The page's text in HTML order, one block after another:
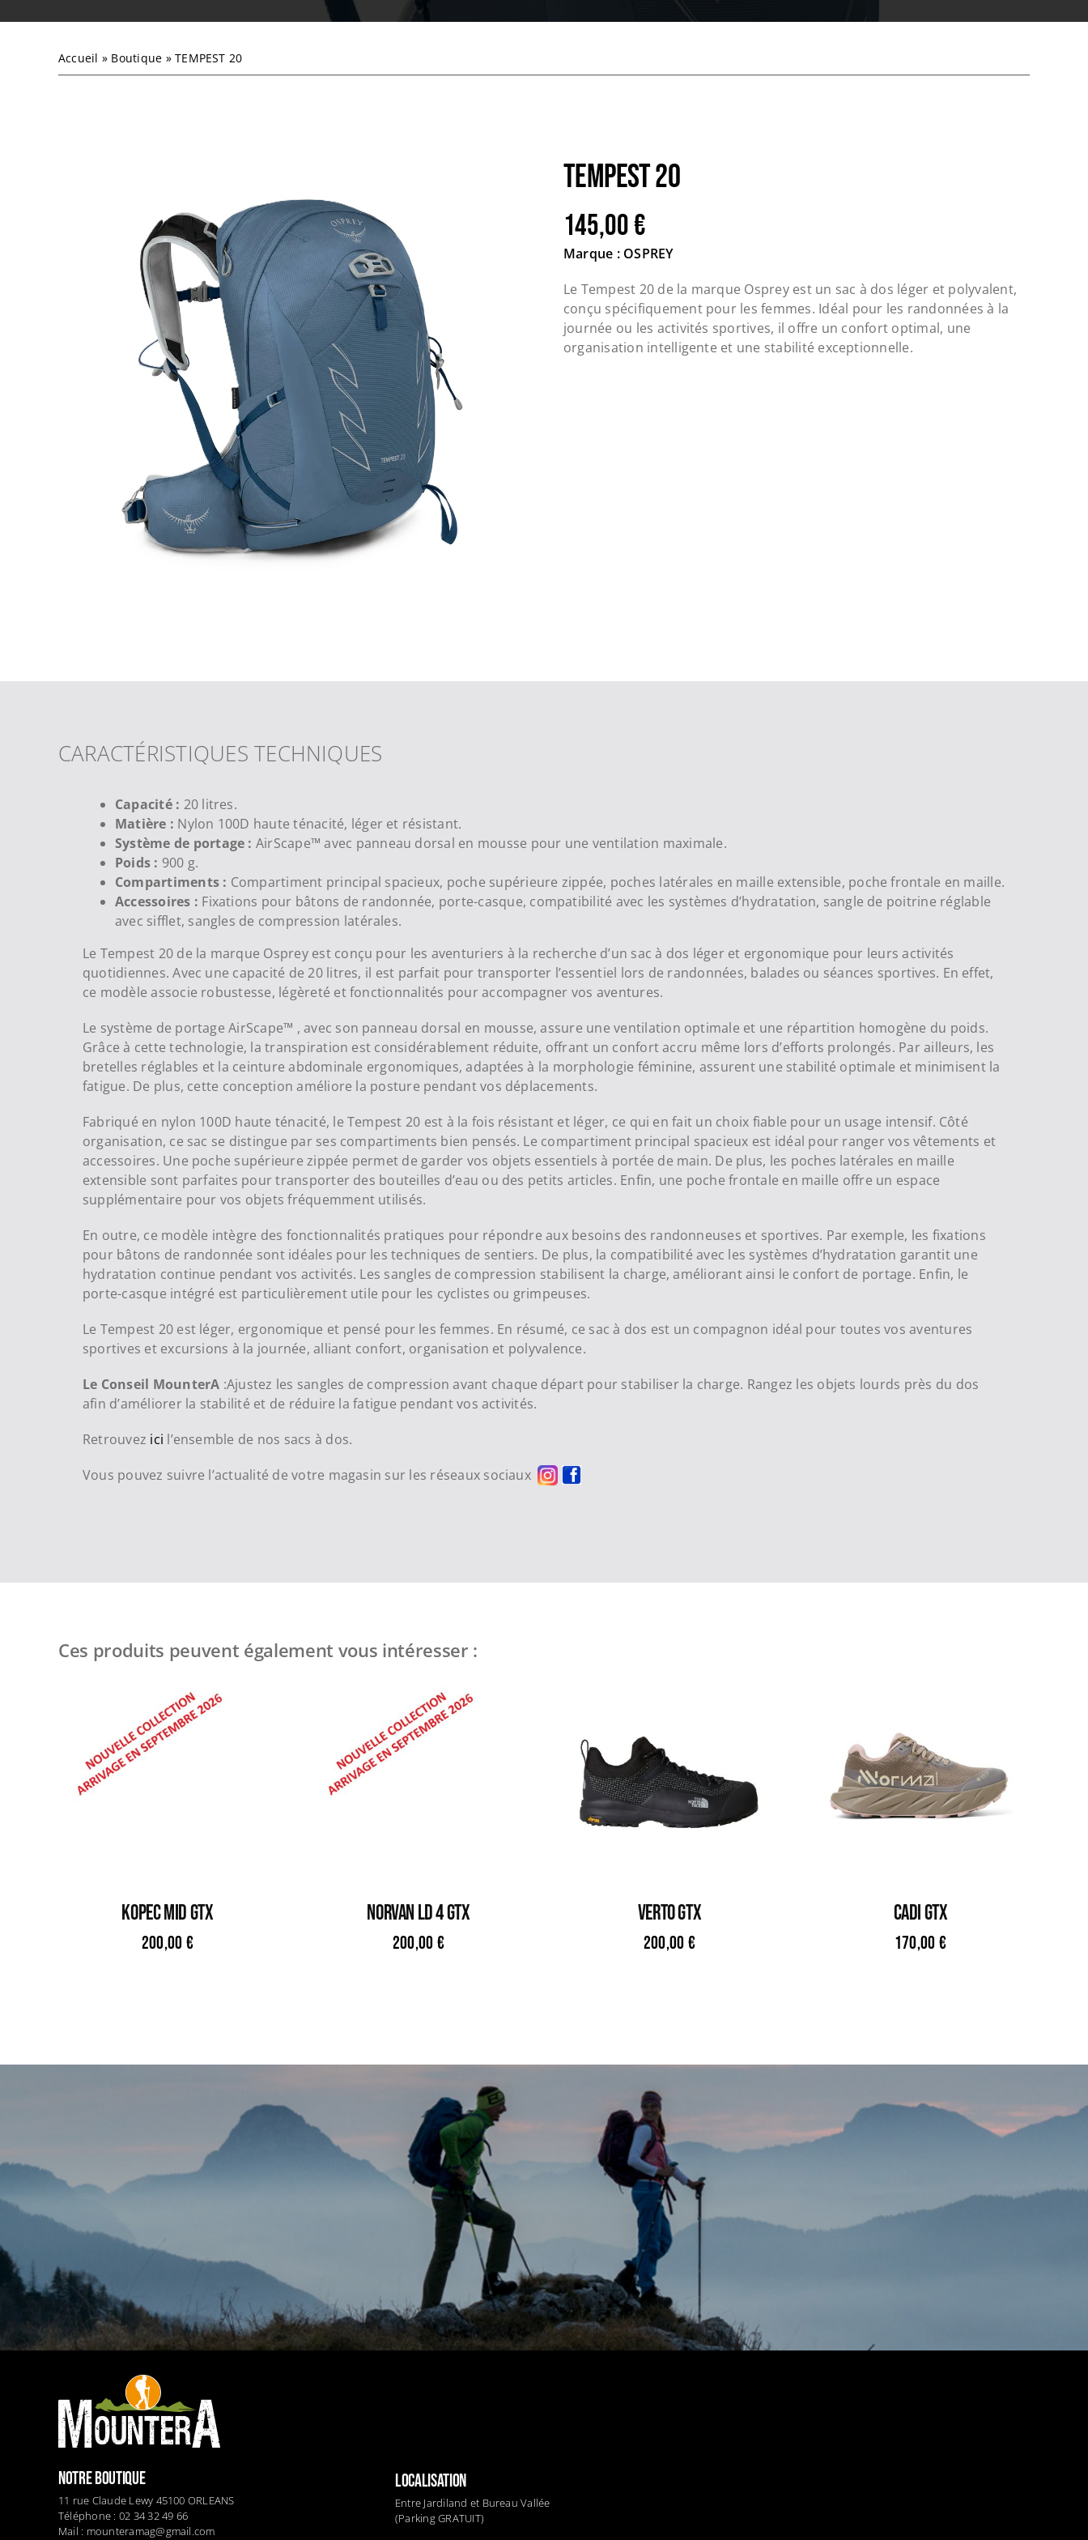
Accueil » Boutique »TEMPEST 20
TEMPEST 20
145,00€
Marque : OSPREY
Le Tempest 20 de la marque Osprey est un sac à dos léger et polyvalent,
conçu spécifiquement pour les femmes. Idéal pour les randonnées à la
journée ou les activités sportives, il offre un confort optimal, une
organisation intelligente et une stabilité exceptionnelle.
CARACTÉRISTIQUES TECHNIQUES
Capacité : 20 litres.
Matière : Nylon 100D haute ténacité, léger et résistant.
Système de portage : AirScape™ avec panneau dorsal en mousse pour une ventilation maximale.
Poids : 900 g.
Compartiments : Compartiment principal spacieux, poche supérieure zippée, poches latérales en maille extensible, poche frontale en maille.
Accessoires : Fixations pour bâtons de randonnée, porte-casque, compatibilité avec les systèmes d’hydratation, sangle de poitrine réglable
avec sifflet, sangles de compression latérales.
Le Tempest 20 de la marque Osprey est conçu pour les aventuriers à la recherche d’un sac à dos léger et ergonomique pour leurs activités
quotidiennes. Avec une capacité de 20 litres, il est parfait pour transporter l’essentiel lors de randonnées, balades ou séances sportives. En effet,
ce modèle associe robustesse, légèreté et fonctionnalités pour accompagner vos aventures.
Le système de portage AirScape™ , avec son panneau dorsal en mousse, assure une ventilation optimale et une répartition homogène du poids.
Grâce à cette technologie, la transpiration est considérablement réduite, offrant un confort accru même lors d’efforts prolongés. Par ailleurs, les
bretelles réglables et la ceinture abdominale ergonomiques, adaptées à la morphologie féminine, assurent une stabilité optimale et minimisent la
fatigue. De plus, cette conception améliore la posture pendant vos déplacements.
Fabriqué en nylon 100D haute ténacité, le Tempest 20 est à la fois résistant et léger, ce qui en fait un choix fiable pour un usage intensif. Côté
organisation, ce sac se distingue par ses compartiments bien pensés. Le compartiment principal spacieux est idéal pour ranger vos vêtements et
accessoires. Une poche supérieure zippée permet de garder vos objets essentiels à portée de main. De plus, les poches latérales en maille
extensible sont parfaites pour transporter des bouteilles d’eau ou des petits articles. Enfin, une poche frontale en maille offre un espace
supplémentaire pour vos objets fréquemment utilisés.
En outre, ce modèle intègre des fonctionnalités pratiques pour répondre aux besoins des randonneuses et sportives. Par exemple, les fixations
pour bâtons de randonnée sont idéales pour les techniques de sentiers. De plus, la compatibilité avec les systèmes d’hydratation garantit une
hydratation continue pendant vos activités. Les sangles de compression stabilisent la charge, améliorant ainsi le confort de portage. Enfin, le
porte-casque intégré est particulièrement utile pour les cyclistes ou grimpeuses.
Le Tempest 20 est léger, ergonomique et pensé pour les femmes. En résumé, ce sac à dos est un compagnon idéal pour toutes vos aventures
sportives et excursions à la journée, alliant confort, organisation et polyvalence.
Le Conseil MounterA :Ajustez les sangles de compression avant chaque départ pour stabiliser la charge. Rangez les objets lourds près du dos
afin d’améliorer la stabilité et de réduire la fatigue pendant vos activités.
Retrouvez ici l’ensemble de nos sacs à dos.
Vous pouvez suivre l’actualité de votre magasin sur les réseaux sociaux
Ces produits peuvent également vous intéresser :
KOPEC MID GTX
200,00 €
NORVAN LD 4 GTX
200,00 €
VERTO GTX
200,00 €
CADI GTX
170,00 €
NOTRE BOUTIQUE
11 rue Claude Lewy 45100 ORLEANS
Téléphone : 02 34 32 49 66
Mail : mounteramag@gmail.com
LOCALISATION
Entre Jardiland et Bureau Vallée
(Parking GRATUIT)